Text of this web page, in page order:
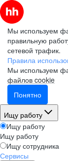
Мы используем
правильную
сетевой трафик.
Правила
Мы используем
файлов cookie
Понятно
Ищу работу
Ищу работу
Ищу работу
Ищу сотрудника
Сервисы